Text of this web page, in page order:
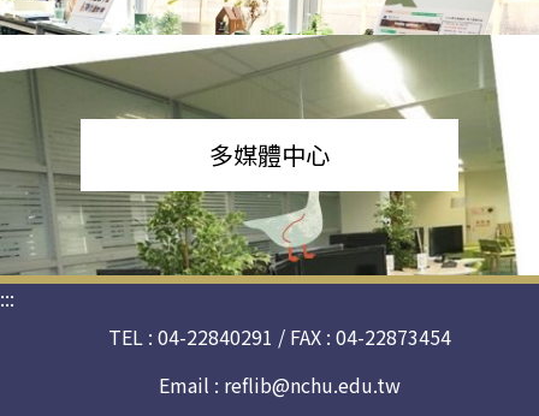
多媒體中心
:::
TEL : 04-22840291 / FAX : 04-22873454
Email : reflib@nchu.edu.tw